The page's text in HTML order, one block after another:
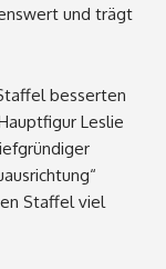
und trägt
besserten
Leslie
Staffel viel